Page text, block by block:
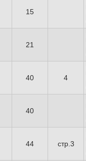
15
21
40 4
40
44 стр.3